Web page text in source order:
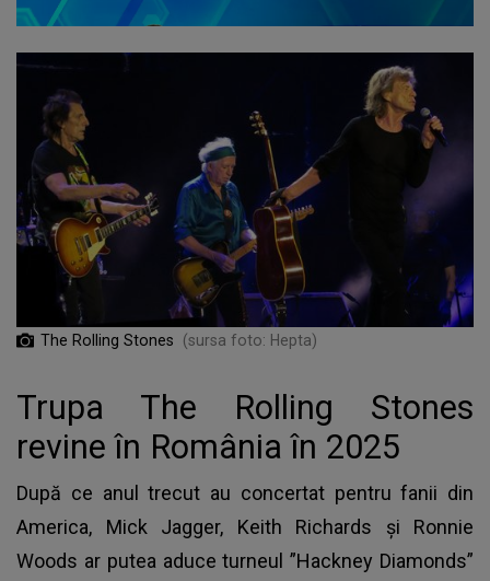
The Rolling Stones (sursa foto: Hepta)
Trupa The Rolling Stones
revine în România în 2025
După ce anul trecut au concertat pentru fanii din
America, Mick Jagger, Keith Richards și Ronnie
Woods ar putea aduce turneul ”Hackney Diamonds”